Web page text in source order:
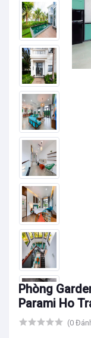
Phòng
Parami Ho
(0